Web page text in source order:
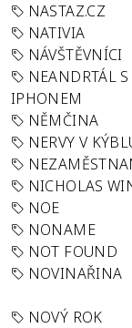
NASTAZ.CZ
NATIVIA
NÁVŠTĚVNÍCI
NEANDRTÁL S
IPHONEM
NĚMČINA
NERVY V
NICHOLAS
NOE
NONAME
NOT FOUND
NOVINAŘINA
NOVÝ ROK